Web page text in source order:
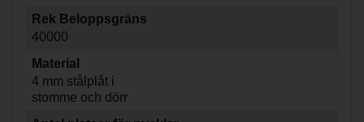
Rek Beloppsgräns
40000
Material
4 mm stålplåt i
stomme och dörr